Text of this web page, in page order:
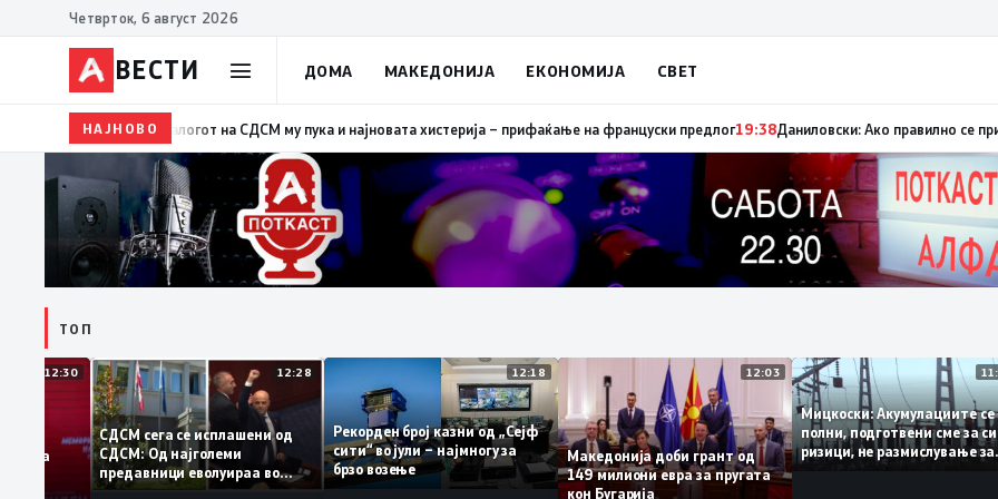
Четврток, 6 август 2026
ВЕСТИ ДОМА МАКЕДОНИЈА ЕКОНОМИЈА СВЕТ
НАЈНОВО
19:39 ВМРО-ДПМНЕ: Како што му пукна меурот од сапуница „мигранти за пари“, така на талогот на СДСМ му пука и најновата
ТОП
12:30
на
12:28
СДСМ сега се исплашени од
СДСМ: Од најголеми
предавници еволуираа во
најголеми патриоти
12:18
Рекорден број казни од „Сејф
сити“ во јули – најмногу за
брзо возење
12:03
Македонија доби грант од
149 милиони евра за пругата
кон Бугарија
Мицкоски:
полни, подготвени сме
ризици, не
поскапување на